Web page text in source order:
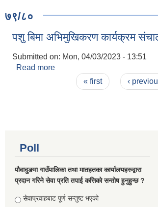
७९/८०
पशु बिमा अभिमुखिकरण कार्यक्रम
Submitted on: Mon, 04/03/2023 - 13:51
Read more
« first ‹
Poll
पौवादुङमा गाउँपालिका तथा मातहतका कार्यालयहरुद्वारा
प्रदान गरिने सेवा प्रति तपाई कत्तिको सन्तोष हुनुहुन्छ ?
Choices
सेवाप्रवाहबाट पूर्ण सन्तुष्ट भएको